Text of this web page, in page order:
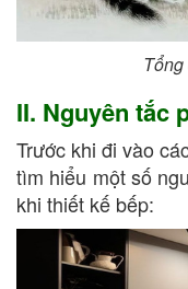
II. Nguyên tắc
Trước khi đi vào
tìm hiểu một số
khi thiết kế bếp: